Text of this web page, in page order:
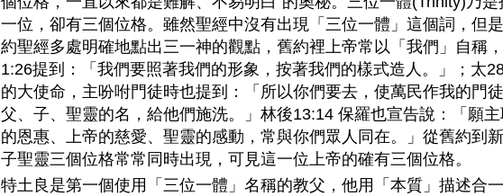
一位，卻有三個位格。雖然聖經中沒有出現「三位一體」這個詞，但
約聖經多處明確地點出三一神的觀點，舊約裡上帝常以「我們」自稱
1:26提到：「我們要照著我們的形象，按著我們的樣式造人。」；太
的大使命，主吩咐門徒時也提到：「所以你們要去，使萬民作我的門
父、子、聖靈的名，給他們施洗。」林後13:14 保羅也宣告說：「願
的恩惠、上帝的慈愛、聖靈的感動，常與你們眾人同在。」從舊約到
子聖靈三個位格常常同時出現，可見這一位上帝的確有三個位格。
特土良是第一個使用「三位一體」名稱的教父，他用「本質」描述合